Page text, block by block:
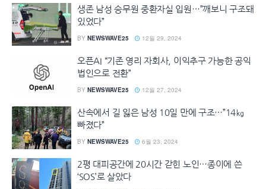
생존 남성 승무원 중환자실 입원…”깨보니 구조돼
있었다”
BY NEWSWAVE25 12월 29, 2024
오픈AI “기존 영리 자회사, 이익추구 가능한 공익
법인으로 전환”
BY NEWSWAVE25 12월 27, 2024
산속에서 길 잃은 남성 10일 만에 구조…”14㎏
빠졌다”
BY NEWSWAVE25 6월 23, 2024
2평 대피공간에 20시간 갇힌 노인…종이에 쓴
‘SOS’로 살았다